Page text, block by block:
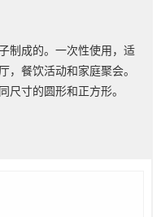
制成的。一次性使用，适
，餐饮活动和家庭聚会。
尺寸的圆形和正方形。